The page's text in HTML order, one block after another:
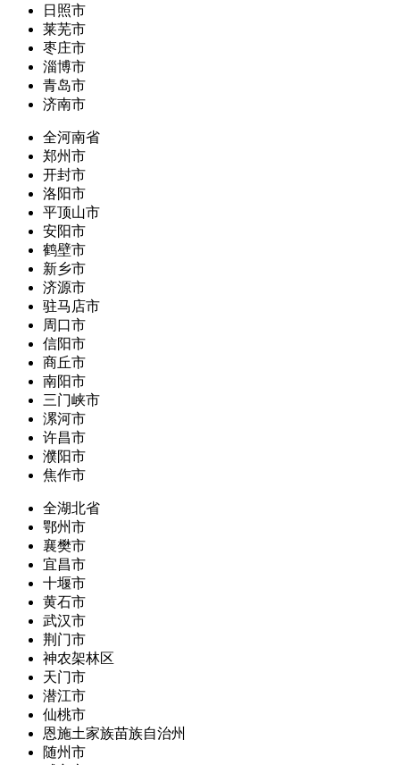
日照市
莱芜市
枣庄市
淄博市
青岛市
济南市
全河南省
郑州市
开封市
洛阳市
平顶山市
安阳市
鹤壁市
新乡市
济源市
驻马店市
周口市
信阳市
商丘市
南阳市
三门峡市
漯河市
许昌市
濮阳市
焦作市
全湖北省
鄂州市
襄樊市
宜昌市
十堰市
黄石市
武汉市
荆门市
神农架林区
天门市
潜江市
仙桃市
恩施土家族苗族自治州
随州市